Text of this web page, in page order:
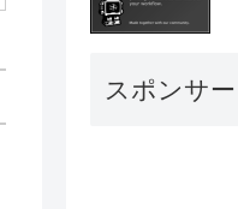
スポンサ